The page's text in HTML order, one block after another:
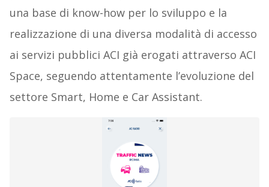
una base di know-how per lo sviluppo e la
realizzazione di una diversa modalità di accesso
ai servizi pubblici ACI già erogati attraverso ACI
Space, seguendo attentamente l’evoluzione del
settore Smart, Home e Car Assistant.